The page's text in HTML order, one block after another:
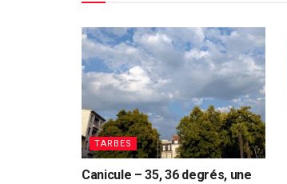
TARBES
Canicule – 35, 36 degrés, une